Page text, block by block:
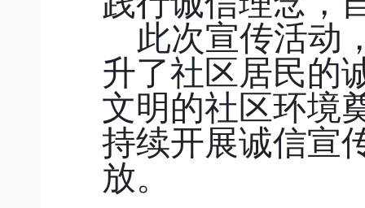
此次宣传活动
升了社区居民的
文明的社区环境
持续开展诚信宣
放。